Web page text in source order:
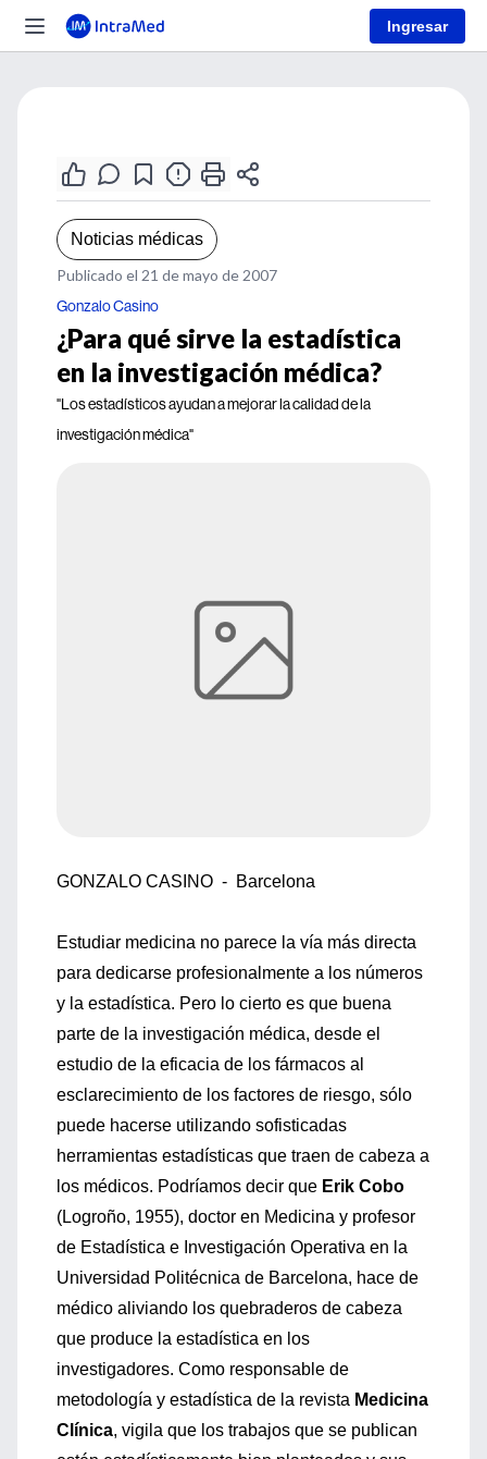
Ingresar
Noticias médicas
Publicado el 21 de mayo de 2007
Gonzalo Casino
¿Para qué sirve la estadística
en la investigación médica?
"Los estadísticos ayudan a mejorar la calidad de la
investigación médica"
GONZALO CASINO - Barcelona
Estudiar medicina no parece la vía más directa
para dedicarse profesionalmente a los números
y la estadística. Pero lo cierto es que buena
parte de la investigación médica, desde el
estudio de la eficacia de los fármacos al
esclarecimiento de los factores de riesgo, sólo
puede hacerse utilizando sofisticadas
herramientas estadísticas que traen de cabeza a
los médicos. Podríamos decir que Erik Cobo
(Logroño, 1955), doctor en Medicina y profesor
de Estadística e Investigación Operativa en la
Universidad Politécnica de Barcelona, hace de
médico aliviando los quebraderos de cabeza
que produce la estadística en los
investigadores. Como responsable de
metodología y estadística de la revista Medicina
Clínica, vigila que los trabajos que se publican